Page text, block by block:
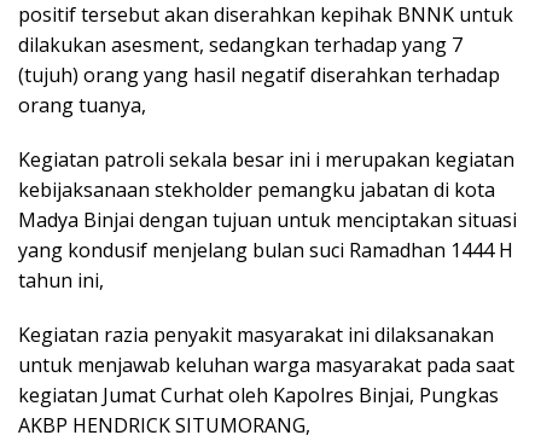
positif tersebut akan diserahkan kepihak BNNK untuk
dilakukan asesment, sedangkan terhadap yang 7
(tujuh) orang yang hasil negatif diserahkan terhadap
orang tuanya,
Kegiatan patroli sekala besar ini i merupakan kegiatan
kebijaksanaan stekholder pemangku jabatan di kota
Madya Binjai dengan tujuan untuk menciptakan situasi
yang kondusif menjelang bulan suci Ramadhan 1444 H
tahun ini,
Kegiatan razia penyakit masyarakat ini dilaksanakan
untuk menjawab keluhan warga masyarakat pada saat
kegiatan Jumat Curhat oleh Kapolres Binjai, Pungkas
AKBP HENDRICK SITUMORANG,